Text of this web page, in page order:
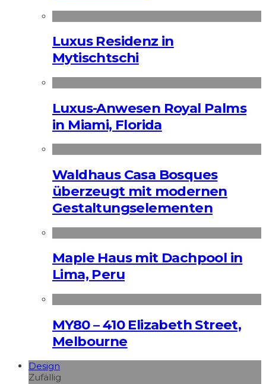
Luxus Residenz in
Mytischtschi
Luxus-Anwesen Royal Palms
in Miami, Florida
Waldhaus Casa Bosques
überzeugt mit modernen
Gestaltungselementen
Maple Haus mit Dachpool in
Lima, Peru
MY80 – 410 Elizabeth Street,
Melbourne
Design
Zufällig